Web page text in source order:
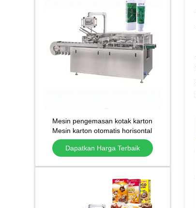
Mesin pengemasan kotak karton
Mesin karton otomatis horisontal
Mesin karton
Dapatkan Harga Terbaik